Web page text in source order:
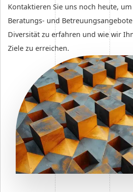
Kontaktieren Sie uns noch heute,
Beratungs- und
Diversität zu erfahren und wie wir
Ziele zu erreichen.